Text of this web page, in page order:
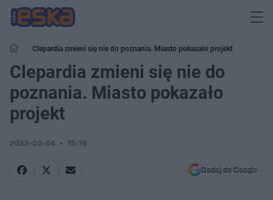
Clepardia zmieni się nie do poznania. Miasto pokazało projekt
Clepardia zmieni się nie do
poznania. Miasto pokazało
projekt
2022-02-04 15:19
Dodaj do Google